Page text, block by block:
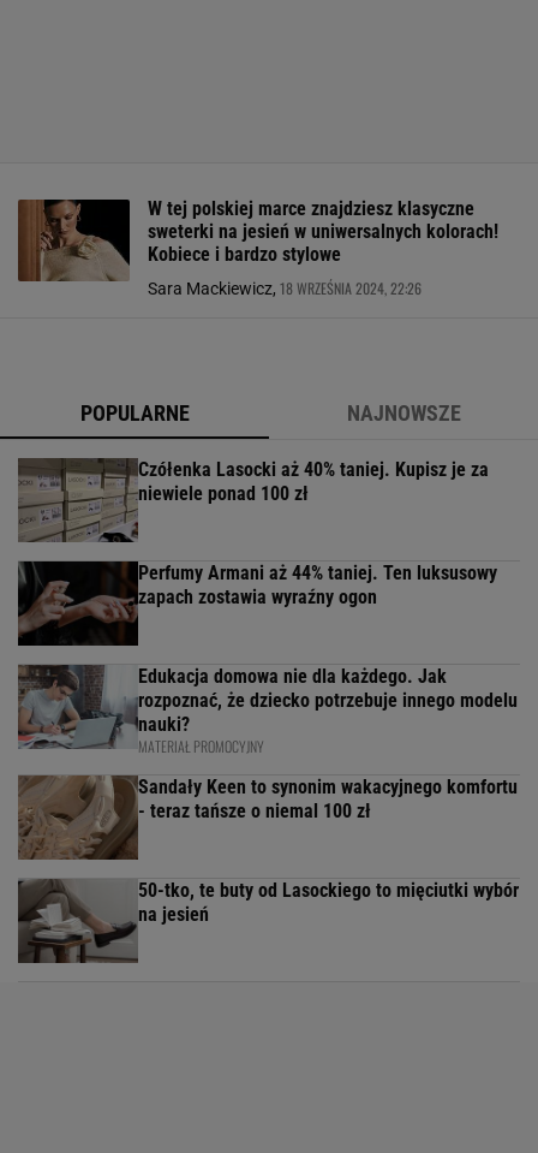
W tej polskiej marce znajdziesz klasyczne
sweterki na jesień w uniwersalnych kolorach!
Kobiece i bardzo stylowe
Sara Mackiewicz, 18 WRZEŚNIA 2024, 22:26
POPULARNE NAJNOWSZE
Czółenka Lasocki aż 40% taniej. Kupisz je za
niewiele ponad 100 zł
Perfumy Armani aż 44% taniej. Ten luksusowy
zapach zostawia wyraźny ogon
Edukacja domowa nie dla każdego. Jak
rozpoznać, że dziecko potrzebuje innego modelu
nauki?
MATERIAŁ PROMOCYJNY
Sandały Keen to synonim wakacyjnego komfortu
- teraz tańsze o niemal 100 zł
50-tko, te buty od Lasockiego to mięciutki wybór
na jesień